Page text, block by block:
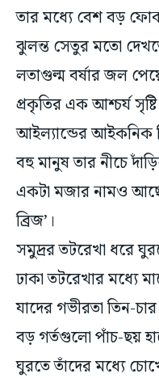
ঝুলন্ত সেতুর মতো
লতাগুল্ম বর্ষার জল
প্রকৃতির এক আশ্চর্য
আইল্যান্ডের আইকনিক
বহু মানুষ তার নীচে
একটা মজার নামও
ব্রিজ’।
সমুদ্রর তটরেখা ধরে
ঢাকা তটরেখার মধ্যে
যাদের গভীরতা তিন-
বড় গর্তগুলো পাঁচ-ছয়
ঘুরতে তাঁদের মধ্যে
মাছ। স্বচ্ছ জ্বলে সূর্য